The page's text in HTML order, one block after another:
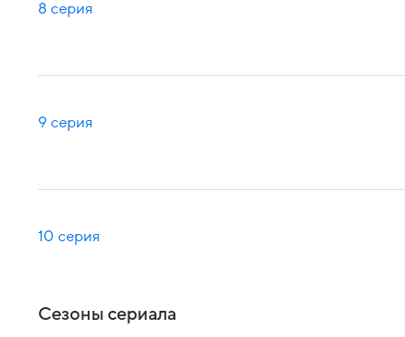
8 серия
9 серия
10 серия
Сезоны сериала